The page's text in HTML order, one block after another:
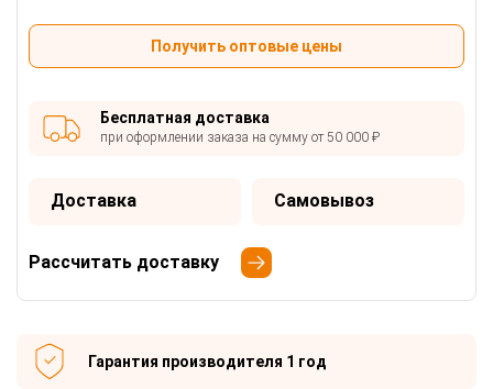
Получить оптовые цены
Бесплатная доставка
при оформлении заказа на сумму от 50 000 ₽
Доставка Самовывоз
Рассчитать доставку
Гарантия производителя 1 год